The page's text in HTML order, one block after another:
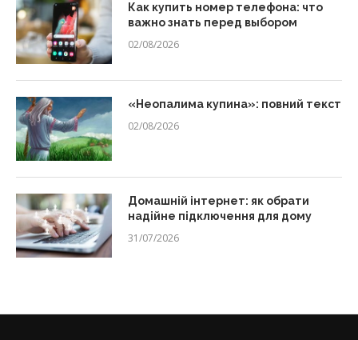
Как купить номер телефона: что
важно знать перед выбором
02/08/2026
«Неопалима купина»: повний текст
02/08/2026
Домашній інтернет: як обрати
надійне підключення для дому
31/07/2026